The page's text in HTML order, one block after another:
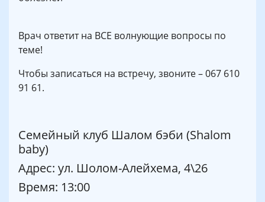
Врач ответит на ВСЕ волнующие вопросы по
теме!
Чтобы записаться на встречу, звоните – 067 610
91 61.
Семейный клуб Шалом бэби (Shalom
baby)
Адрес: ул. Шолом-Алейхема, 4\26
Время: 13:00